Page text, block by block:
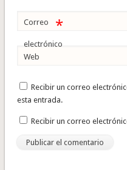
Correo
electrónico
*
Web
Recibir un correo
esta entrada.
Recibir un correo